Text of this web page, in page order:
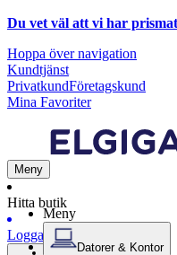
Du vet väl att vi har
Hoppa över navigation
Kundtjänst
PrivatkundFöretagskund
Mina Favoriter
Meny
Hitta butik
Logga in
Meny
Datorer & Kontor